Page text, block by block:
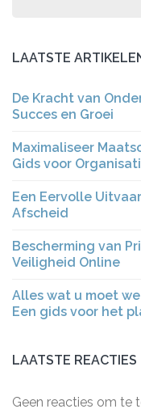
LAATSTE
De Kracht van
Succes en Groei
Maximaliseer
Gids voor
Een Eervolle
Afscheid
Bescherming van
Veiligheid Online
Alles wat u moet
Een gids voor het
LAATSTE REACTIES
Geen reacties om te